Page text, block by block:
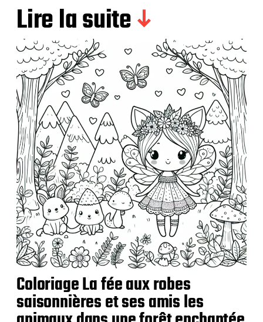
Lire la suite
Coloriage La fée aux robes
saisonnières et ses amis les